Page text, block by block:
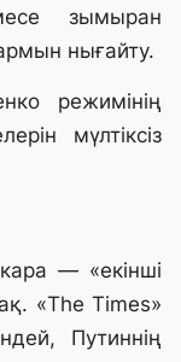
зымыран
нығайту.
режимінің
мүлтіксіз
— «екінші
«The Times»
Путиннің